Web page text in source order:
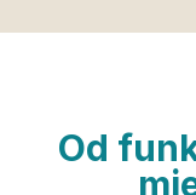
Od